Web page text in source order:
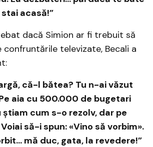
acasă!”
dacă Simion ar fi trebuit să
televizate, Becali a
că-l bătea? Tu n-ai văzut
aia cu 500.000 de bugetari
cum s-o rezolv, dar pe
să-i spun: «Vino să vorbim».
mă duc, gata, la revedere!”